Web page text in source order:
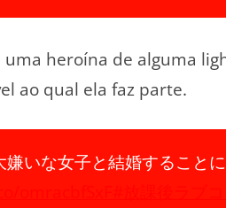
heroína de alguma
ao qual ela faz parte.
嫌いな女子と結婚すること